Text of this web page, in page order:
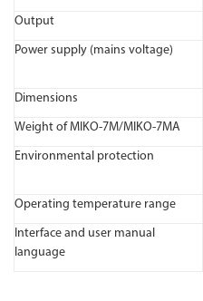
Output
Power supply (mains voltage)
Dimensions
Weight of MIKO-7M/MIKO-7MA
Environmental protection
Operating temperature range
Interface and user manual
language